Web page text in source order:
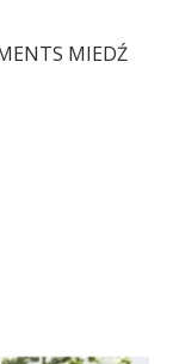
MIEDŹ